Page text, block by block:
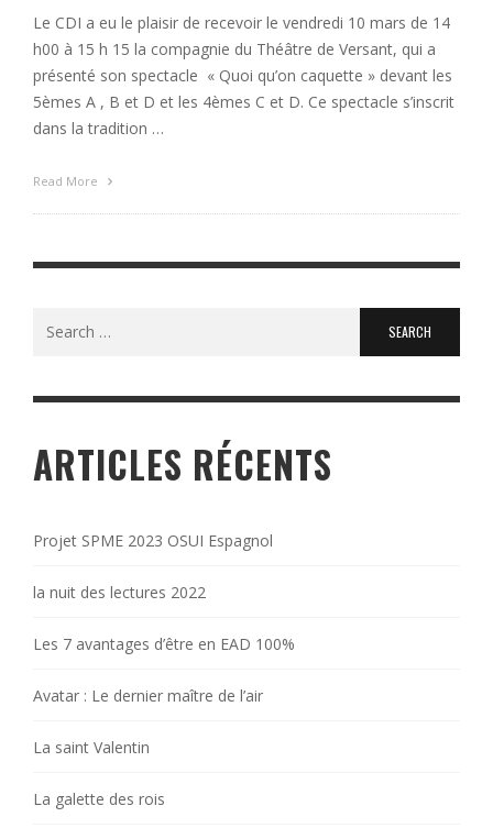
Le CDI a eu le plaisir de recevoir le vendredi 10 mars de 14
h00 à 15 h 15 la compagnie du Théâtre de Versant, qui a
présenté son spectacle « Quoi qu’on caquette » devant les
5èmes A , B et D et les 4èmes C et D. Ce spectacle s’inscrit
dans la tradition …
Read More
ARTICLES RÉCENTS
Projet SPME 2023 OSUI Espagnol
la nuit des lectures 2022
Les 7 avantages d’être en EAD 100%
Avatar : Le dernier maître de l’air
La saint Valentin
La galette des rois